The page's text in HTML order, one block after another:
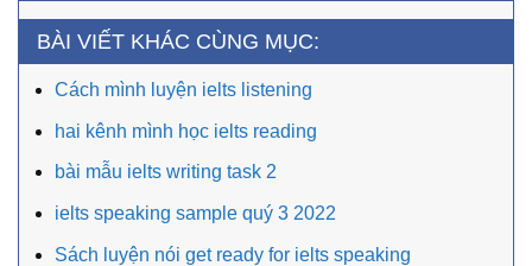
BÀI VIẾT KHÁC CÙNG MỤC:
Cách mình luyện ielts listening
hai kênh mình học ielts reading
bài mẫu ielts writing task 2
ielts speaking sample quý 3 2022
Sách luyện nói get ready for ielts speaking